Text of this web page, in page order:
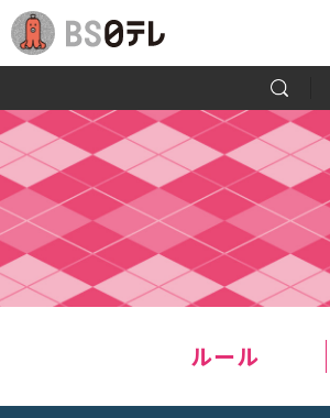
ルール